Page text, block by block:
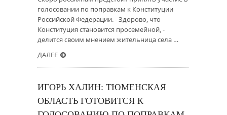
голосовании по поправкам к Конституции
Российской Федерации. - Здорово, что
Конституция становится просемейной, -
делится своим мнением жительница села …
ДАЛЕЕ
ИГОРЬ ХАЛИН: ТЮМЕНСКАЯ
ОБЛАСТЬ ГОТОВИТСЯ К